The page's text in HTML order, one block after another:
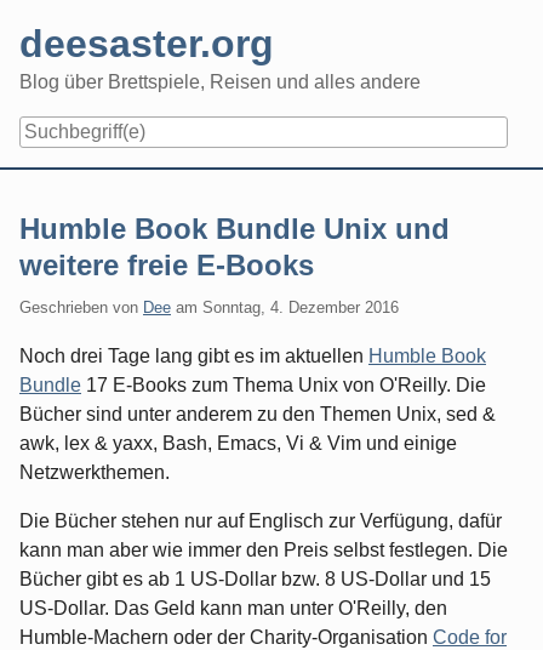
content
deesaster.org
Blog über Brettspiele, Reisen und alles andere
Humble Book Bundle Unix und
weitere freie E-Books
Geschrieben von Dee am Sonntag, 4. Dezember 2016
Noch drei Tage lang gibt es im aktuellen Humble Book
Bundle 17 E-Books zum Thema Unix von O'Reilly. Die
Bücher sind unter anderem zu den Themen Unix, sed &
awk, lex & yaxx, Bash, Emacs, Vi & Vim und einige
Netzwerkthemen.
Die Bücher stehen nur auf Englisch zur Verfügung, dafür
kann man aber wie immer den Preis selbst festlegen. Die
Bücher gibt es ab 1 US-Dollar bzw. 8 US-Dollar und 15
US-Dollar. Das Geld kann man unter O'Reilly, den
Humble-Machern oder der Charity-Organisation Code for